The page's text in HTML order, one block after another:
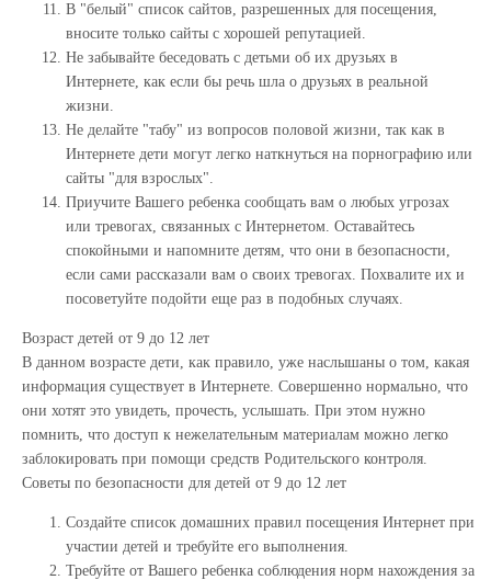
В "белый" список сайтов, разрешенных для посещения,
вносите только сайты с хорошей репутацией.
Не забывайте беседовать с детьми об их друзьях в
Интернете, как если бы речь шла о друзьях в реальной
жизни.
Не делайте "табу" из вопросов половой жизни, так как в
Интернете дети могут легко наткнуться на порнографию или
сайты "для взрослых".
Приучите Вашего ребенка сообщать вам о любых угрозах
или тревогах, связанных с Интернетом. Оставайтесь
спокойными и напомните детям, что они в безопасности,
если сами рассказали вам о своих тревогах. Похвалите их и
посоветуйте подойти еще раз в подобных случаях.
Возраст детей от 9 до 12 лет
В данном возрасте дети, как правило, уже наслышаны о том, какая
информация существует в Интернете. Совершенно нормально, что
они хотят это увидеть, прочесть, услышать. При этом нужно
помнить, что доступ к нежелательным материалам можно легко
заблокировать при помощи средств Родительского контроля.
Советы по безопасности для детей от 9 до 12 лет
Создайте список домашних правил посещения Интернет при
участии детей и требуйте его выполнения.
Требуйте от Вашего ребенка соблюдения норм нахождения за